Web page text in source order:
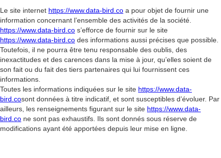
Le site internet https://www.data-bird.co a pour objet de fournir une
information concernant l’ensemble des activités de la société.
https://www.data-bird.co s’efforce de fournir sur le site
https://www.data-bird.co des informations aussi précises que possible.
Toutefois, il ne pourra être tenu responsable des oublis, des
inexactitudes et des carences dans la mise à jour, qu’elles soient de
son fait ou du fait des tiers partenaires qui lui fournissent ces
informations.
Toutes les informations indiquées sur le site https://www.data-
bird.cosont données à titre indicatif, et sont susceptibles d’évoluer. Par
ailleurs, les renseignements figurant sur le site https://www.data-
bird.co ne sont pas exhaustifs. Ils sont donnés sous réserve de
modifications ayant été apportées depuis leur mise en ligne.